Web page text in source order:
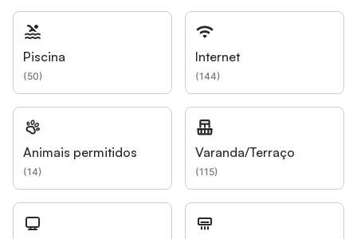
Piscina
(50)
Internet
(144)
Animais permitidos
(14)
Varanda/Terraço
(115)